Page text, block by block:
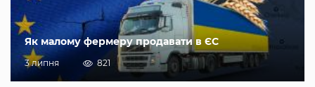
Як малому фермеру продавати в ЄС
3 липня 821